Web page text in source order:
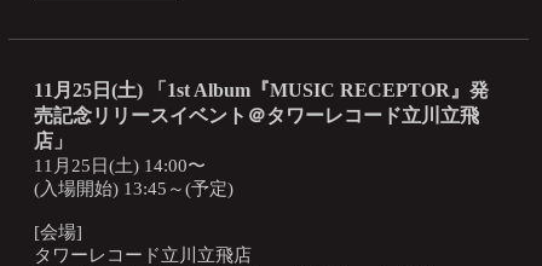
11月25日(土) 「1st Album『MUSIC RECEPTOR』発
売記念リリースイベント＠タワーレコード立川立飛
店」
11月25日(土) 14:00〜
(入場開始) 13:45～(予定)
[会場]
タワーレコード立川立飛店